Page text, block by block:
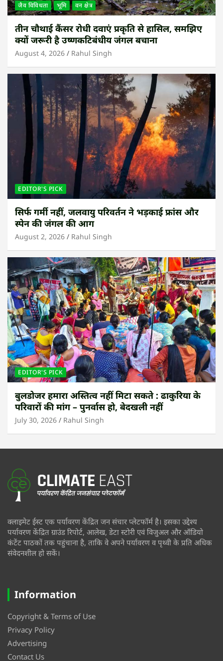
जैव विविधता भूमि वन क्षेत्र
तीन चौथाई कैंसर रोधी दवाएं प्रकृति से हासिल, समझिए
क्यों जरूरी है उष्णकटिबंधीय जंगल बचाना
August 4, 2026 Rahul Singh
EDITOR'S PICK
सिर्फ गर्मी नहीं, जलवायु परिवर्तन ने भड़काई फ्रांस और
स्पेन की जंगल की आग
August 2, 2026 Rahul Singh
EDITOR'S PICK
बुलडोजर हमारा अस्तित्व नहीं मिटा सकते : ढाकुरिया के
परिवारों की मांग – पुनर्वास हो, बेदखली नहीं
July 30, 2026 Rahul Singh
क्लाइमेट ईस्ट एक पर्यावरण केंद्रित जन संचार प्लेटफॉर्म है। इसका उद्देश्य
पर्यावरण केंद्रित ग्राउंड रिपोर्ट, आलेख, डेटा स्टोरी एवं विजुअल और ऑडियो
कंटेंट पाठकों तक पहुंचाना है, ताकि वे अपने पर्यावरण व पृथ्वी के प्रति अधिक
संवेदनशील हो सकें।
Information
Copyright & Terms of Use
Privacy Policy
Advertising
Contact Us